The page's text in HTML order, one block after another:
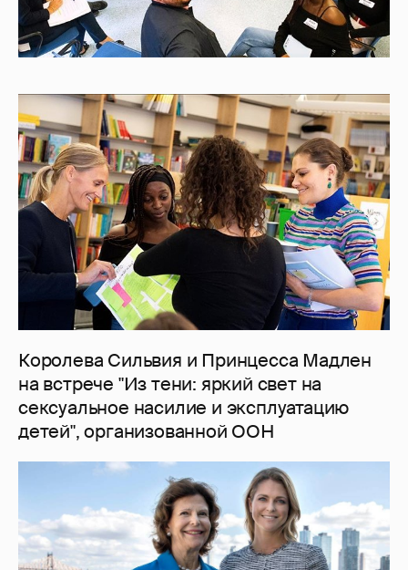
Королева Сильвия и Принцесса Мадлен
на встрече "Из тени: яркий свет на
сексуальное насилие и эксплуатацию
детей", организованной ООН